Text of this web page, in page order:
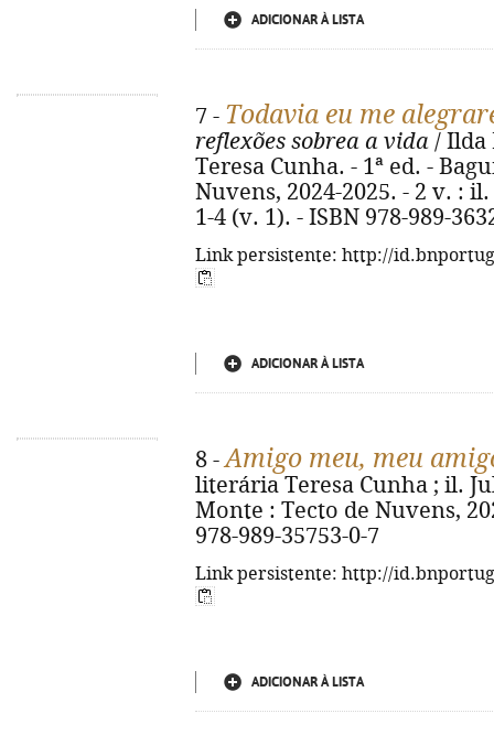
ADICIONAR À LISTA
7 - Todavia eu me
reflexões sobrea a vida / Ilda
Teresa Cunha. - 1ª ed. -
Nuvens, 2024-2025. - 2 v. :
1-4 (v. 1). - ISBN 978-989-
Link persistente: http://
ADICIONAR À LISTA
8 -Amigo meu, meu
literária Teresa Cunha ; il.
Monte : Tecto de Nuvens,
978-989-35753-0-7
Link persistente: http://
ADICIONAR À LISTA